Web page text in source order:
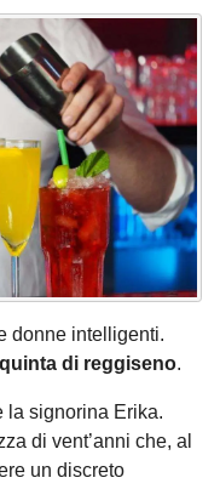
donne intelligenti.
di reggiseno.
la signorina Erika.
di vent’anni che, al
un discreto